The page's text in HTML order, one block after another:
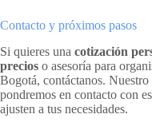
Contacto y próximos pasos
Si quieres una cotización
precios o asesoría para
Bogotá, contáctanos.
pondremos en contacto con
ajusten a tus necesidades.